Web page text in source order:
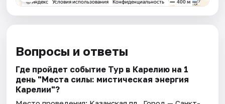
Вопросы и ответы
Где пройдет событие Тур в Карелию на 1
день "Места силы: мистическая энергия
Карелии"?